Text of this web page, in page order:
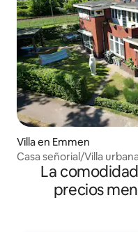
Villa en Emmen
Casa señorial/Villa
La
precios